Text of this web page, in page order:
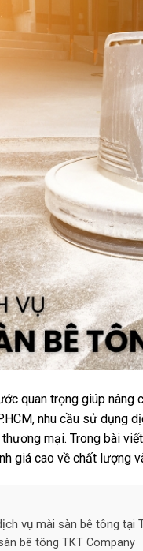
quan trọng giúp
nhu cầu sử dụng
mại. Trong bài
giá cao về chất lượng
vụ mài sàn bê tông tại
bê tông TKT Company